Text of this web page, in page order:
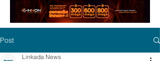
Post
Linkada News